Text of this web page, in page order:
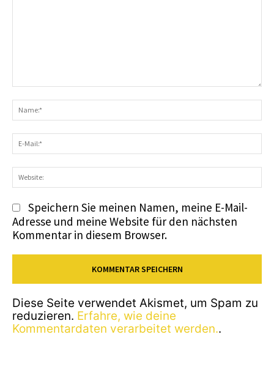
Speichern Sie meinen Namen, meine E-Mail-
Adresse und meine Website für den nächsten
Kommentar in diesem Browser.
Diese Seite verwendet Akismet, um Spam zu
reduzieren. Erfahre, wie deine
Kommentardaten verarbeitet werden..